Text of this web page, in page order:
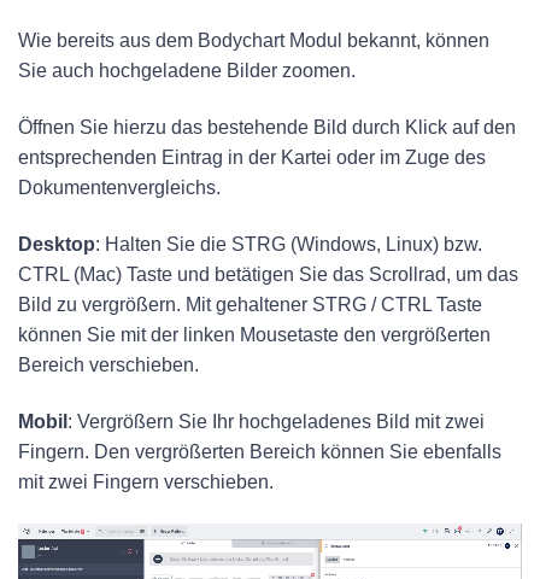
Wie bereits aus dem Bodychart Modul bekannt, können
Sie auch hochgeladene Bilder zoomen.
Öffnen Sie hierzu das bestehende Bild durch Klick auf den
entsprechenden Eintrag in der Kartei oder im Zuge des
Dokumentenvergleichs.
Desktop: Halten Sie die STRG (Windows, Linux) bzw.
CTRL (Mac) Taste und betätigen Sie das Scrollrad, um das
Bild zu vergrößern. Mit gehaltener STRG / CTRL Taste
können Sie mit der linken Mousetaste den vergrößerten
Bereich verschieben.
Mobil : Vergrößern Sie Ihr hochgeladenes Bild mit zwei
Fingern. Den vergrößerten Bereich können Sie ebenfalls
mit zwei Fingern verschieben.